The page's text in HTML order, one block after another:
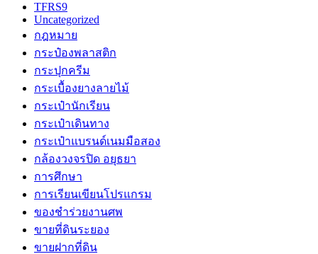
TFRS9
Uncategorized
กฎหมาย
กระป๋องพลาสติก
กระปุกครีม
กระเบื้องยางลายไม้
กระเป๋านักเรียน
กระเป๋าเดินทาง
กระเป๋าแบรนด์เนมมือสอง
กล้องวงจรปิด อยุธยา
การศึกษา
การเรียนเขียนโปรแกรม
ของชำร่วยงานศพ
ขายที่ดินระยอง
ขายฝากที่ดิน